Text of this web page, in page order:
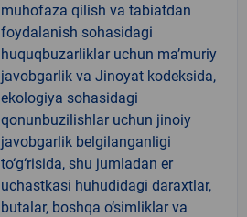
muhofaza qilish va tabiatdan
foydalanish sohasidagi
huquqbuzarliklar uchun ma’muriy
javobgarlik va Jinoyat kodeksida,
ekologiya sohasidagi
qonunbuzilishlar uchun jinoiy
javobgarlik belgilanganligi
to‘g‘risida, shu jumladan er
uchastkasi huhudidagi daraxtlar,
butalar, boshqa o‘simliklar va